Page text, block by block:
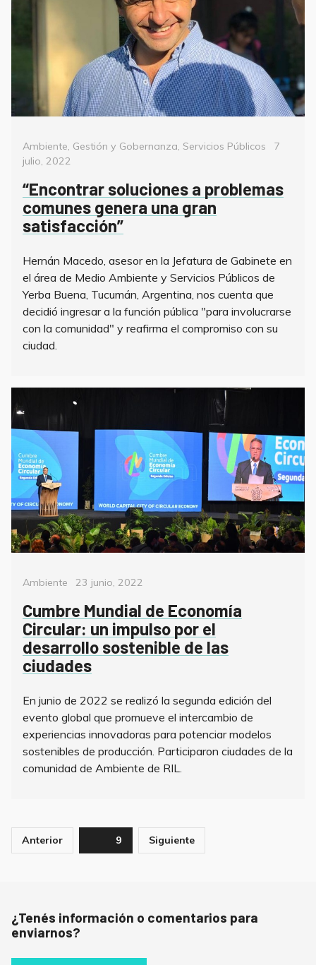
Categorías
Ambiente, Gestión y Gobernanza, Servicios Públicos
Posted
7
julio, 2022
“Encontrar soluciones a problemas
comunes genera una gran
satisfacción”
Hernán Macedo, asesor en la Jefatura de Gabinete en
el área de Medio Ambiente y Servicios Públicos de
Yerba Buena, Tucumán, Argentina, nos cuenta que
decidió ingresar a la función pública "para involucrarse
con la comunidad" y reafirma el compromiso con su
ciudad.
Categorías
Ambiente
Posted
23 junio, 2022
Cumbre Mundial de Economía
Circular: un impulso por el
desarrollo sostenible de las
ciudades
En junio de 2022 se realizó la segunda edición del
evento global que promueve el intercambio de
experiencias innovadoras para potenciar modelos
sostenibles de producción. Participaron ciudades de la
comunidad de Ambiente de RIL.
Paginación
de
Anterior Page9 Siguiente
¿Tenés información o comentarios para
enviarnos?